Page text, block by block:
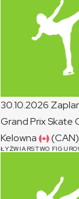
30.10.2026
Grand Prix Skate
Kelowna
(CAN)
ŁYŻWIARSTWO